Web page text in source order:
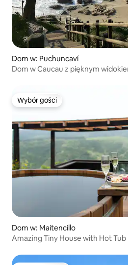
Dom w: Puchuncaví
Dom w Caucau z pięknym
Wybór gości
Wybór gości
Dom w: Maitencillo
Amazing Tiny House with Hot Tub